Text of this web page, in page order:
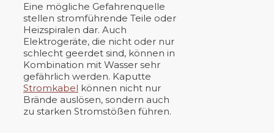
Eine mögliche Gefahrenquelle
stellen stromführende Teile oder
Heizspiralen dar. Auch
Elektrogeräte, die nicht oder nur
schlecht geerdet sind, können in
Kombination mit Wasser sehr
gefährlich werden. Kaputte
Stromkabel können nicht nur
Brände auslösen, sondern auch
zu starken Stromstößen führen.